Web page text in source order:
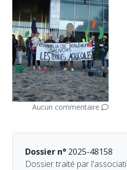
Aucun commentaire
Dossier n° 2025-48158
Dossier traité par